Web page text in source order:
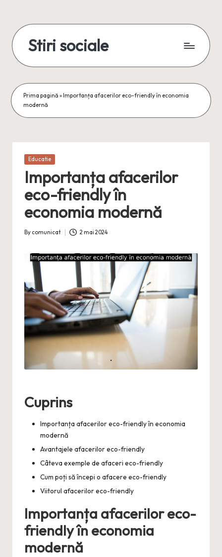
content
Stiri sociale
conexiuni
reale
Prima pagină » Importanța afacerilor eco-friendly în economia
modernă
Posted
Educatie
Importanța afacerilor
eco-friendly în
economia modernă
Posted
By comunicat 2 mai 2024
Cuprins
Importanța afacerilor eco-friendly în economia
modernă
Avantajele afacerilor eco-friendly
Câteva exemple de afaceri eco-friendly
Cum poți să începi o afacere eco-friendly
Viitorul afacerilor eco-friendly
Importanța afacerilor eco-
friendly în economia
modernă